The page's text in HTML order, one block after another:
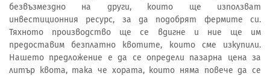
безвъзмездно на други, които ще използват
инвестиционния ресурс, за да подобрят фермите си.
Тяхното производство ще се вдигне и ние ще им
предоставим безплатно квотите, които сме изкупили.
Нашето предложение е да се определи пазарна цена за
литър квота, така че хората, които няма повече да се